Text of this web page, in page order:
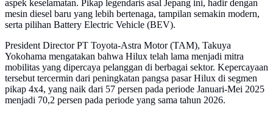
aspek keselamatan. Pikap legendaris asal Jepang ini, hadir dengan
mesin diesel baru yang lebih bertenaga, tampilan semakin modern,
serta pilihan Battery Electric Vehicle (BEV).
President Director PT Toyota-Astra Motor (TAM), Takuya
Yokohama mengatakan bahwa Hilux telah lama menjadi mitra
mobilitas yang dipercaya pelanggan di berbagai sektor. Kepercayaan
tersebut tercermin dari peningkatan pangsa pasar Hilux di segmen
pikap 4x4, yang naik dari 57 persen pada periode Januari-Mei 2025
menjadi 70,2 persen pada periode yang sama tahun 2026.